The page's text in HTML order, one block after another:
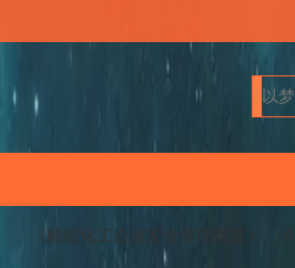
《精细化工企业安全管理规范》